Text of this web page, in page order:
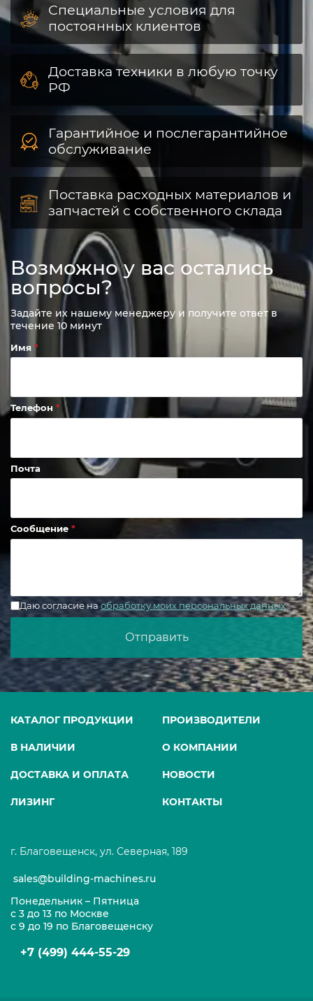
Специальные условия для
постоянных клиентов
Доставка техники в любую точку
РФ
Гарантийное и послегарантийное
обслуживание
Поставка расходных материалов и
запчастей с собственного склада
Возможно у вас остались
вопросы?
Задайте их нашему менеджеру и получите ответ в
течение 10 минут
Имя
Телефон
Почта
Сообщение
Даю согласие наобработку моих персональных данных
КАТАЛОГ ПРОДУКЦИИ
В НАЛИЧИИ
ДОСТАВКА И ОПЛАТА
ЛИЗИНГ
ПРОИЗВОДИТЕЛИ
О КОМПАНИИ
НОВОСТИ
КОНТАКТЫ
г. Благовещенск, ул. Северная, 189
sales@building-machines.ru
Понедельник – Пятница
с 3 до 13 по Москве
с 9 до 19 по Благовещенску
+7 (499) 444-55-29